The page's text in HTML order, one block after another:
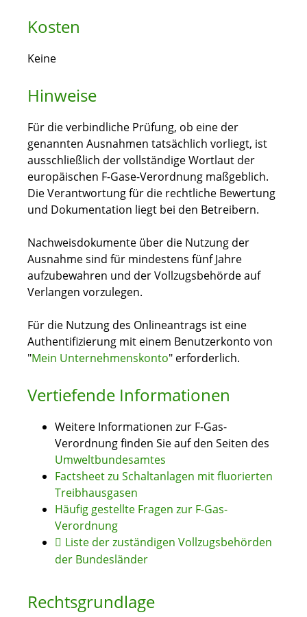
Kosten
Keine
Hinweise
Für die verbindliche Prüfung, ob eine der
genannten Ausnahmen tatsächlich vorliegt, ist
ausschließlich der vollständige Wortlaut der
europäischen F-Gase-Verordnung maßgeblich.
Die Verantwortung für die rechtliche Bewertung
und Dokumentation liegt bei den Betreibern.
Nachweisdokumente über die Nutzung der
Ausnahme sind für mindestens fünf Jahre
aufzubewahren und der Vollzugsbehörde auf
Verlangen vorzulegen.
Für die Nutzung des Onlineantrags ist eine
Authentifizierung mit einem Benutzerkonto von
"Mein Unternehmenskonto" erforderlich.
Vertiefende Informationen
Weitere Informationen zur F-Gas-
Verordnung finden Sie auf den Seiten des
Umweltbundesamtes
Factsheet zu Schaltanlagen mit fluorierten
Treibhausgasen
Häufig gestellte Fragen zur F-Gas-
Verordnung
Liste der zuständigen Vollzugsbehörden
der Bundesländer
Rechtsgrundlage